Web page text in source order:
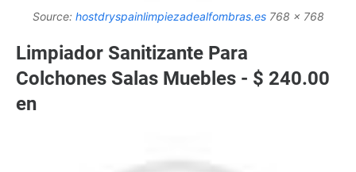
Source: hostdryspainlimpiezadealfombras.es768 x 768
Limpiador Sanitizante Para
Colchones Salas Muebles - $ 240.00
en